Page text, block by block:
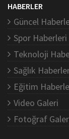
HABERLER
Güncel
Spor Haberleri
Teknoloji
Sağlık
Eğitim
Video Galeri
Fotoğraf